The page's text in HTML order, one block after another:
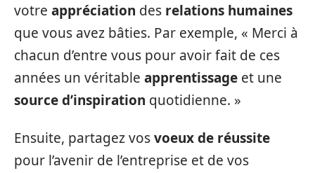
votre appréciation des relations humaines
que vous avez bâties. Par exemple, « Merci à
chacun d’entre vous pour avoir fait de ces
années un véritable apprentissage et une
source d’inspiration quotidienne. »
Ensuite, partagez vosvoeux de réussite
pour l’avenir de l’entreprise et de vos